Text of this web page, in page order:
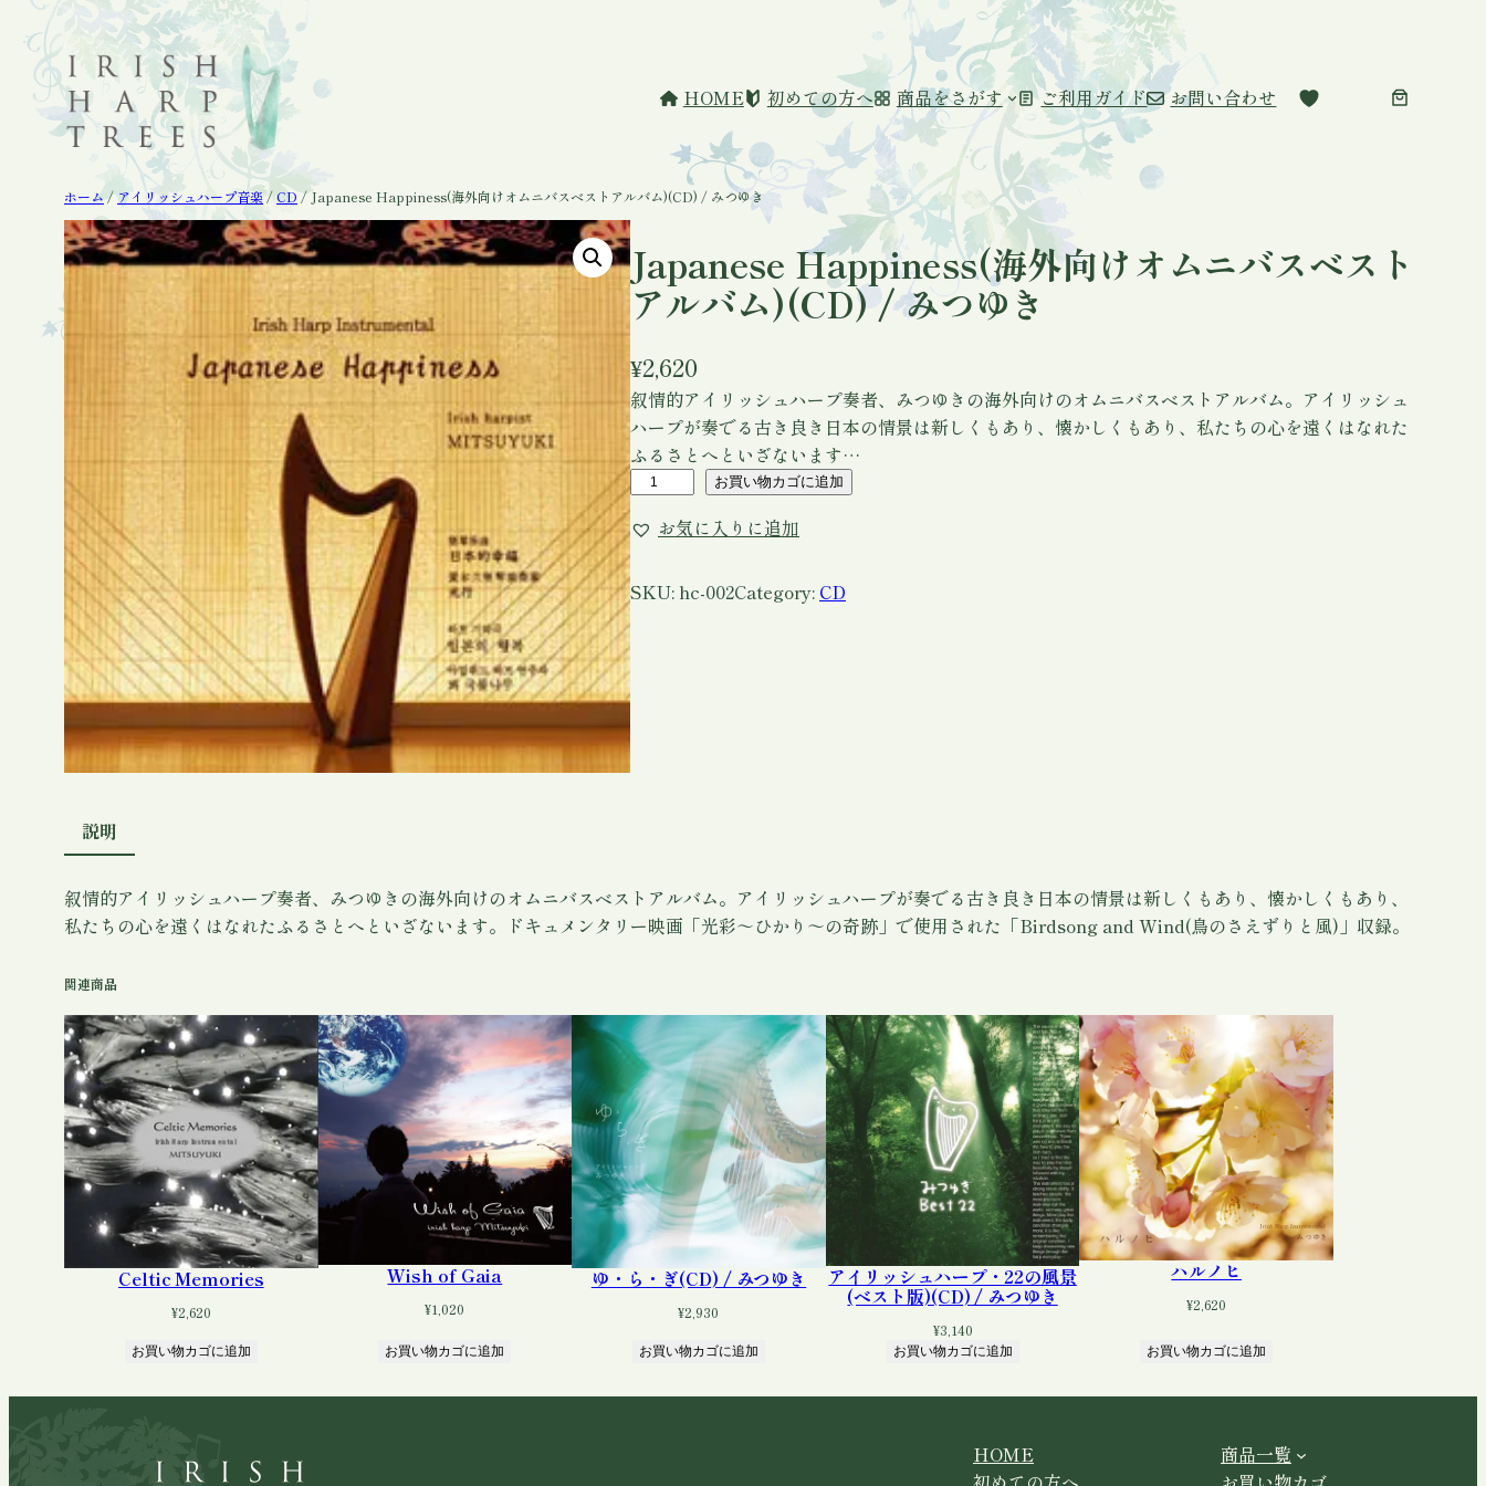
容
HOME 初めての方へ 商品をさがす ご利用ガイド お問い合わせ
ホーム/アイリッシュハープ音楽/CD/ Japanese Happiness(海外向けオムニバスベストアルバム)(CD) / みつゆき
Japanese Happiness(海外向けオムニバスベスト
アルバム)(CD) / みつゆき
¥2,620
叙情的アイリッシュハープ奏者、みつゆきの海外向けのオムニバスベストアルバム。アイリッシュ
ハープが奏でる古き良き日本の情景は新しくもあり、懐かしくもあり、私たちの心を遠くはなれた
ふるさとへといざないます…
J
a
p
a
n
e
s
e
H
a
p
s
s
向
け
オ
ム
ニ
バ
ス
ベ
ス
ト
バ
ム
お買い物カゴに追加
お気に入りに追加
SKU:hc-002Category: CD
説明
叙情的アイリッシュハープ奏者、みつゆきの海外向けのオムニバスベストアルバム。アイリッシュハープが奏でる古き良き日本の情景は新しくもあり、懐かしくもあり、
私たちの心を遠くはなれたふるさとへといざないます。ドキュメンタリー映画「光彩～ひかり～の奇跡」で使用された「Birdsong and Wind(鳥のさえずりと風)」収録。
関連商品
Celtic Memories
¥2,620
お買い物カゴに追加
Wish of Gaia
¥1,020
お買い物カゴに追加
ゆ・ら・ぎ(CD) / みつゆき
¥2,930
お買い物カゴに追加
アイリッシュハープ・22の風景
(ベスト版)(CD) / みつゆき
¥3,140
お買い物カゴに追加
ハルノヒ
¥2,620
お買い物カゴに追加
HOME
商品一覧